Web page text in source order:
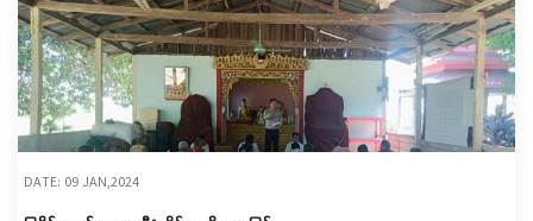
DATE: 09 JAN,2024